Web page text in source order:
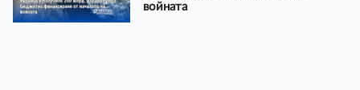
войната